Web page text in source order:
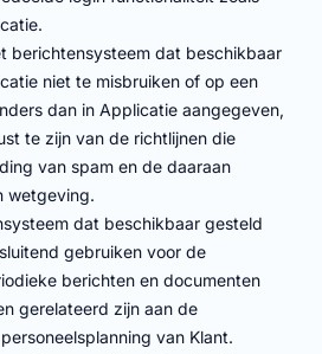
berichtensysteem dat beschikbaar
niet te misbruiken of op een
dan in Applicatie aangegeven,
te zijn van de richtlijnen die
van spam en de daaraan
wetgeving.
dat beschikbaar gesteld
gebruiken voor de
berichten en documenten
gerelateerd zijn aan de
van Klant.